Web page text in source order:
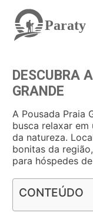
Paraty
DESCUBRA
GRANDE
A Pousada Praia
busca relaxar
da natureza.
bonitas da
para hóspedes
CONTEÚDO